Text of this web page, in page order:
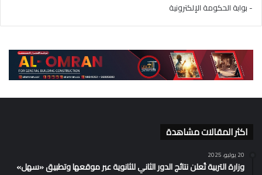
- بوابة الحكومة الإلكترونية
اكثر المقالات مشاهدة
20 يوليو، 2025
وزارة التربية تُعلن نتائج الدور الثاني للثانوية عبر موقعها وتطبيق «سهل»